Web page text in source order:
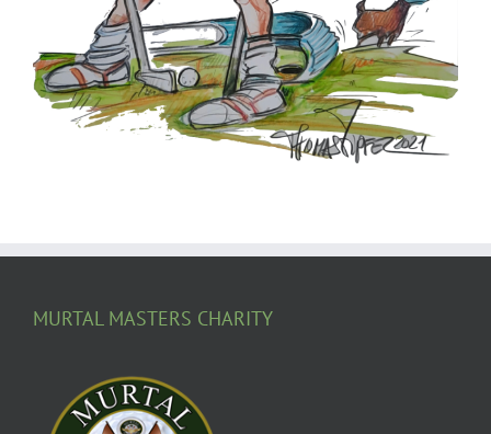
MURTAL MASTERS CHARITY